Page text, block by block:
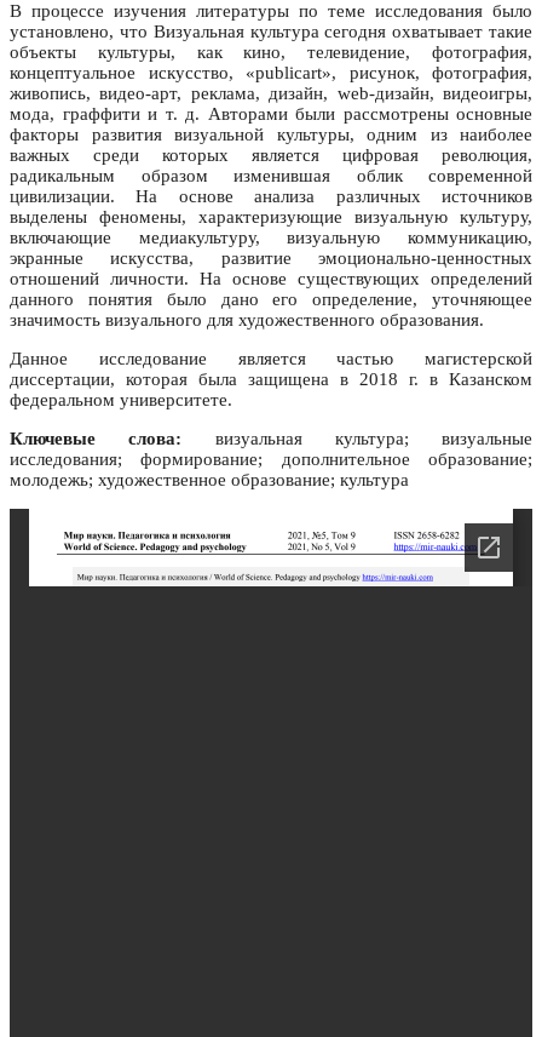
В процессе изучения литературы по теме исследования было
установлено, что Визуальная культура сегодня охватывает такие
объекты культуры, как кино, телевидение, фотография,
концептуальное искусство, «publicart», рисунок, фотография,
живопись, видео-арт, реклама, дизайн, web-дизайн, видеоигры,
мода, граффити и т. д. Авторами были рассмотрены основные
факторы развития визуальной культуры, одним из наиболее
важных среди которых является цифровая революция,
радикальным образом изменившая облик современной
цивилизации. На основе анализа различных источников
выделены феномены, характеризующие визуальную культуру,
включающие медиакультуру, визуальную коммуникацию,
экранные искусства, развитие эмоционально-ценностных
отношений личности. На основе существующих определений
данного понятия было дано его определение, уточняющее
значимость визуального для художественного образования.
Данное исследование является частью магистерской
диссертации, которая была защищена в 2018 г. в Казанском
федеральном университете.
Ключевые слова: визуальная культура; визуальные
исследования; формирование; дополнительное образование;
молодежь; художественное образование; культура